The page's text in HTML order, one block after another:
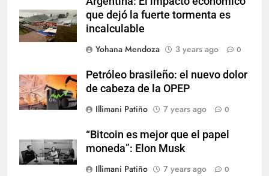
que dejó la fuerte tormenta es
incalculable
Yohana Mendoza
3 years ago 0
Petróleo brasileño: el nuevo dolor
de cabeza de la OPEP
Illimani Patiño
7 years ago 0
“Bitcoin es mejor que el papel
moneda”: Elon Musk
Illimani Patiño
7 years ago 0